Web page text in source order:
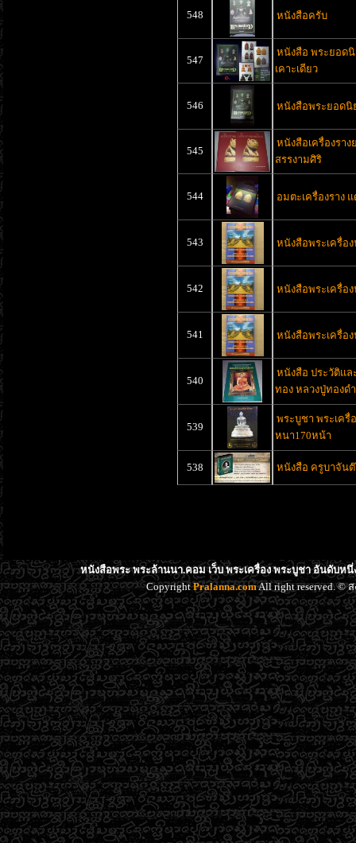
548 หนังสือครับ
547
หนังสือ พระยอดนิ
เคาะเดียว
546 หนังสือพระยอดนิ
545
หนังสือเครื่องรา
สรรงามศิริ
544 อมตะเครื่องราง
543 หนังสือพระเครื่อง
542 หนังสือพระเครื่อง
541 หนังสือพระเครื่อง
540
หนังสือ ประวัติแล
ทอง หลวงปู่ทองด
539
พระบูชา พระเครื่
หนา170หน้า
538 หนังสือ ครูบาจัน
หนังสือพระ พระล้านนา.คอม เว็บ พระเครื่อง พระบูชา อันดับห
CopyrightPralanna.comAll right reserved. ©